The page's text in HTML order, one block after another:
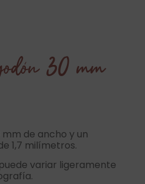
30 mm
de ancho y un
1,7 milímetros.
variar ligeramente